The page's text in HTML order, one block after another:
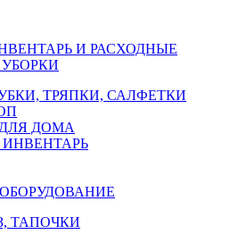
И РАСХОДНЫЕ
ТРЯПКИ, САЛФЕТКИ
ДОМА
ТАПОЧКИ